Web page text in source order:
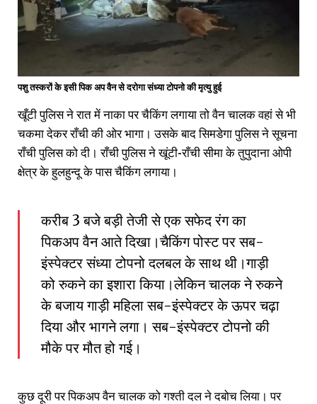
पशु तस्करों के इसी पिक अप वैन से दरोगा संध्या टोपनो की मृत्यु हुई
खूँटी पुलिस ने रात में नाका पर चैकिंग लगाया तो वैन चालक वहां से भी
चकमा देकर राँची की ओर भागा। उसके बाद सिमडेगा पुलिस ने सूचना
राँची पुलिस को दी। राँची पुलिस ने खूंटी-राँची सीमा के तुपुदाना ओपी
क्षेत्र के हुलहुन्दू के पास चैकिंग लगाया।
करीब 3 बजे बड़ी तेजी से एक सफेद रंग का
पिकअप वैन आते दिखा।चैकिंग पोस्ट पर सब-
इंस्पेक्टर संध्या टोपनो दलबल के साथ थी।गाड़ी
को रुकने का इशारा किया।लेकिन चालक ने रुकने
के बजाय गाड़ी महिला सब-इंस्पेक्टर के ऊपर चढ़ा
दिया और भागने लगा। सब-इंस्पेक्टर टोपनो की
मौके पर मौत हो गई।
कुछ दूरी पर पिकअप वैन चालक को गश्ती दल ने दबोच लिया। पर